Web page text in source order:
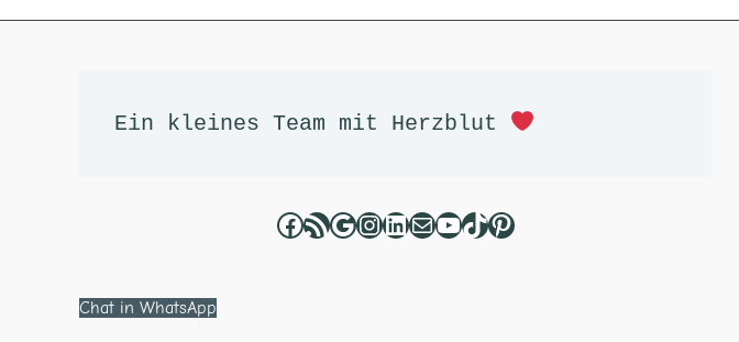
Ein kleines Team mit Herzblut
Chat in WhatsApp